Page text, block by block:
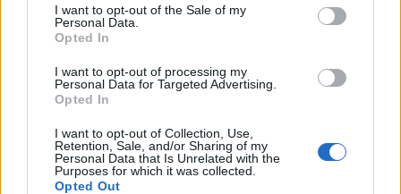
I want to opt-out of the Sale of my
Personal Data.
Opted In
I want to opt-out of processing my
Personal Data for Targeted Advertising.
Opted In
I want to opt-out of Collection, Use,
Retention, Sale, and/or Sharing of my
Personal Data that Is Unrelated with the
Purposes for which it was collected.
Opted Out
M1 bővítés: már zajlik a teljesen új
csomópont épül Angyalföldön